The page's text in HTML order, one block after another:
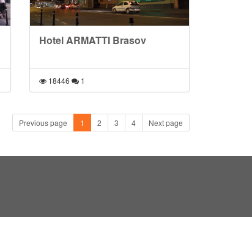
Hotel ARMATTI Brasov
18446 1
Previous page 1 2 3 4 Next page